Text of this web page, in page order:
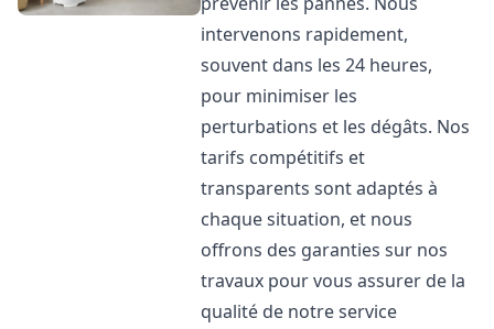
intervenons rapidement,
souvent dans les 24 heures,
pour minimiser les
perturbations et les dégâts. Nos
tarifs compétitifs et
transparents sont adaptés à
chaque situation, et nous
offrons des garanties sur nos
travaux pour vous assurer de la
qualité de notre service